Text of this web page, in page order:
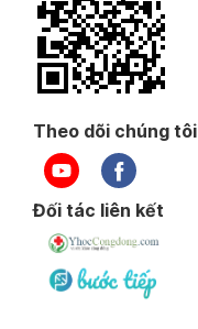
Theo dõi chúng tôi
Đối tác liên kết